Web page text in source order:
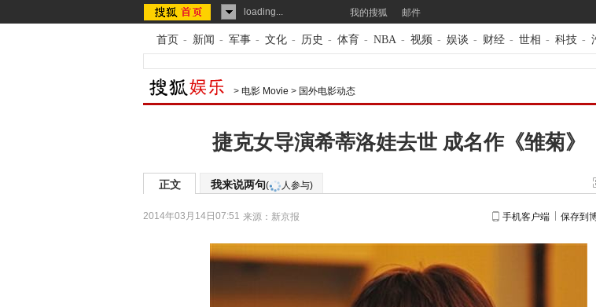
loading... 我的搜狐 邮件
首页 - 新闻 - 军事 - 文化 - 历史 - 体育 - NBA - 视频 - 娱谈 - 财经 - 世相 - 科技 -
> 电影 Movie > 国外电影动态
捷克女导演希蒂洛娃去世 成名作《雏菊》
正文 我来说两句( 人参与)
2014年03月14日07:51 来源： 新京报 手机客户端 保存到